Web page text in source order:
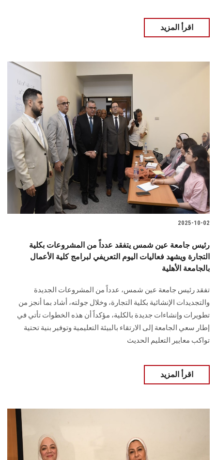
اقرأ المزيد
2025-10-02
رئيس جامعة عين شمس يتفقد عدداً من المشروعات بكلية
التجارة ويشهد فعاليات اليوم التعريفي لبرامج كلية الأعمال
بالجامعة الأهلية
تفقد رئيس جامعة عين شمس، عدداً من المشروعات الجديدة
والتجديدات الإنشائية بكلية التجارة، وخلال جولته، أشاد بما أنجز من
تطويرات وإنشاءات جديدة بالكلية، مؤكداً أن هذه الخطوات تأتي في
إطار سعي الجامعة إلى الارتقاء بالبيئة التعليمية وتوفير بنية تحتية
تواكب معايير التعليم الحديث
اقرأ المزيد